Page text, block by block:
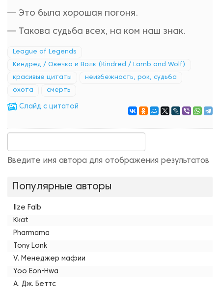
— Это была хорошая погоня.
— Такова судьба всех, на ком наш знак.
League of Legends
Киндред / Овечка и Волк (Kindred / Lamb and Wolf)
красивые цитаты неизбежность, рок, судьба
охота смерть
Cлайд с цитатой
Введите имя автора для отображения результатов
Популярные авторы
Ilze Falb
Kkat
Pharmama
Tony Lonk
V. Менеджер мафии
Yoo Eon-Hwa
А. Дж. Беттс